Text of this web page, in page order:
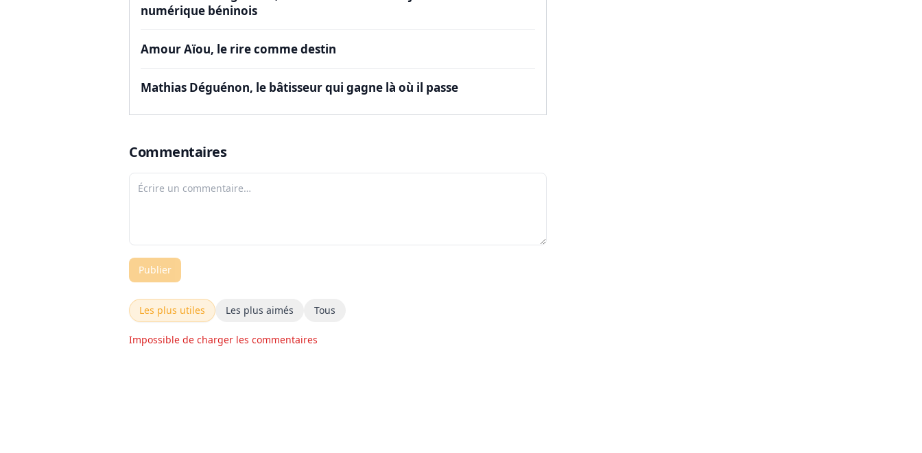
numérique béninois
Amour Aïou, le rire comme destin
Mathias Déguénon, le bâtisseur qui gagne là où il passe
Commentaires
Publier
Les plus utiles Les plus aimés Tous
Impossible de charger les commentaires